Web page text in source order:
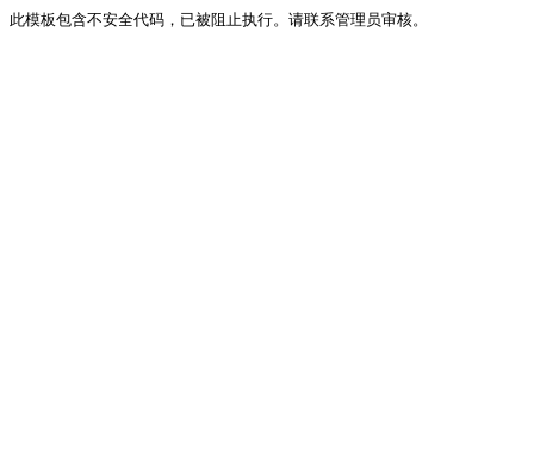
此模板包含不安全代码，已被阻止执行。请联系管理员审核。